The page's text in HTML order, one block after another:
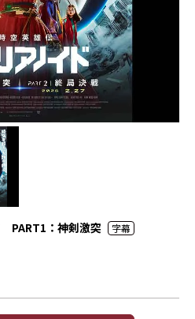
PART1：神剣激突
字幕